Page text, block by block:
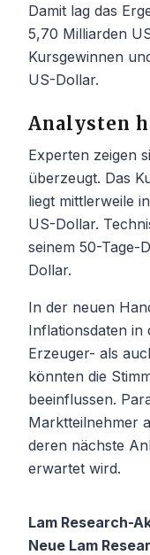
Damit lag das
5,70 Milliarden
Kursgewinnen
US-Dollar.
Analysten
Experten zeigen
überzeugt. Das
liegt mittlerweile
US-Dollar.
seinem 50-Tage-
Dollar.
In der neuen
Inflationsdaten in
Erzeuger- als
könnten die
beeinflussen.
Marktteilnehmer
deren nächste
erwartet wird.
Lam Research-
Neue Lam